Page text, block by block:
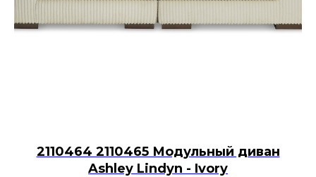
2110464 2110465 Модульный диван
Ashley Lindyn - Ivory